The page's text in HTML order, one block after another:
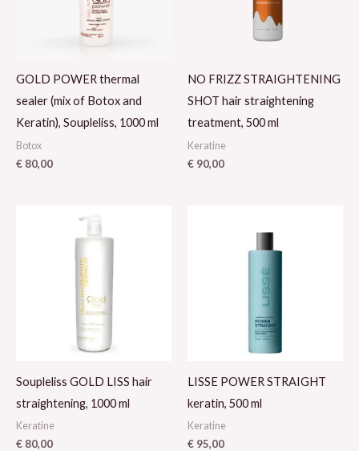
GOLD POWER thermal
sealer (mix of Botox and
Keratin), Soupleliss, 1000 ml
Botox
€ 80,00
NO FRIZZ STRAIGHTENING
SHOT hair straightening
treatment, 500 ml
Keratine
€ 90,00
Soupleliss GOLD LISS hair
straightening, 1000 ml
Keratine
€ 80,00
LISSE POWER STRAIGHT
keratin, 500 ml
Keratine
€ 95,00